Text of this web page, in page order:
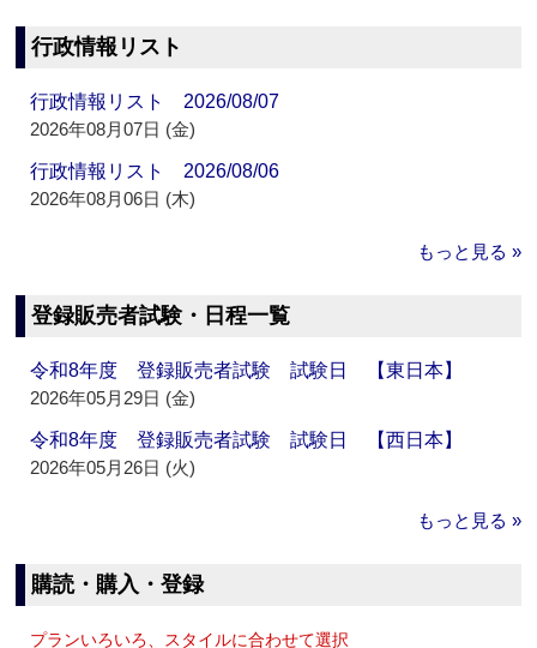
行政情報リスト
行政情報リスト 2026/08/07
2026年08月07日 (金)
行政情報リスト 2026/08/06
2026年08月06日 (木)
もっと見る »
登録販売者試験・日程一覧
令和8年度 登録販売者試験 試験日 【東日本】
2026年05月29日 (金)
令和8年度 登録販売者試験 試験日 【西日本】
2026年05月26日 (火)
もっと見る »
購読・購入・登録
プランいろいろ、スタイルに合わせて選択